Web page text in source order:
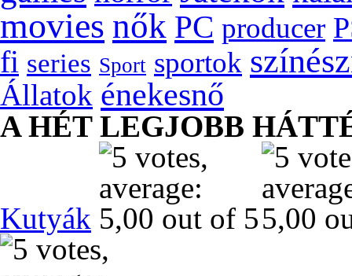
movies nők PC producer
fi series Sport sportok
Állatok énekesnő
A HÉT LEGJOBB
Kutyák